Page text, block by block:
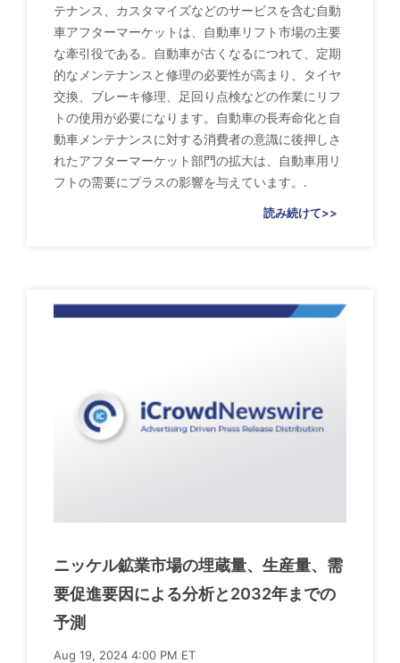
テナンス、カスタマイズなどのサービスを含む自動
車アフターマーケットは、自動車リフト市場の主要
な牽引役である。自動車が古くなるにつれて、定期
的なメンテナンスと修理の必要性が高まり、タイヤ
交換、ブレーキ修理、足回り点検などの作業にリフ
トの使用が必要になります。自動車の長寿命化と自
動車メンテナンスに対する消費者の意識に後押しさ
れたアフターマーケット部門の拡大は、自動車用リ
フトの需要にプラスの影響を与えています。.
読み続けて>>
ニッケル鉱業市場の埋蔵量、生産量、需
要促進要因による分析と2032年までの
予測
Aug 19, 2024 4:00 PM ET